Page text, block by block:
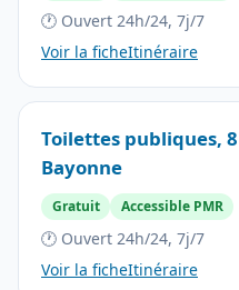
🕐 Ouvert 24h/24, 7j/7
Voir la ficheItinéraire
Toilettes publiques, 8
Bayonne
Gratuit Accessible PMR
🕐 Ouvert 24h/24, 7j/7
Voir la ficheItinéraire